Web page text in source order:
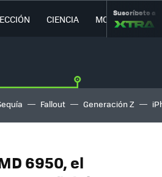
CIENCIA MOVILIDAD
Suscríbete a
Fallout Generación Z
6950, el